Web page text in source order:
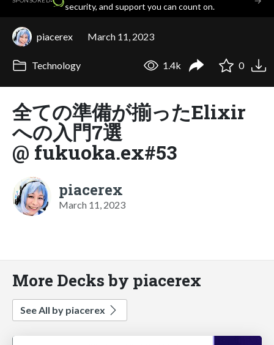
security, and support you can count on.
piacerex March 11, 2023
Technology 1.4k 0
全ての準備が揃ったElixir
への入門7選
@ fukuoka.ex#53
piacerex
March 11, 2023
More Decks by piacerex
See All by piacerex